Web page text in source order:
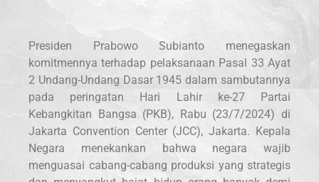
Presiden Prabowo Subianto menegaskan
komitmennya terhadap pelaksanaan Pasal 33 Ayat
2 Undang-Undang Dasar 1945 dalam sambutannya
pada peringatan Hari Lahir ke-27 Partai
Kebangkitan Bangsa (PKB), Rabu (23/7/2024) di
Jakarta Convention Center (JCC), Jakarta. Kepala
Negara menekankan bahwa negara wajib
menguasai cabang-cabang produksi yang strategis